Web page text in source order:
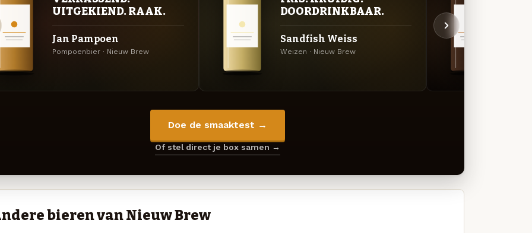
UITGEKIEND. RAAK.
Jan Pampoen
Pompoenbier · Nieuw Brew
DOORDRINKBAAR.
Sandfish Weiss
Weizen · Nieuw Brew
Doe de smaaktest →
Of stel direct je box samen →
bieren van Nieuw Brew